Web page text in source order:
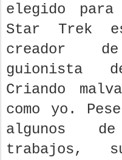
elegido
Star Trek
creador
guionista
Criando
como yo.
algunos
trabajos,